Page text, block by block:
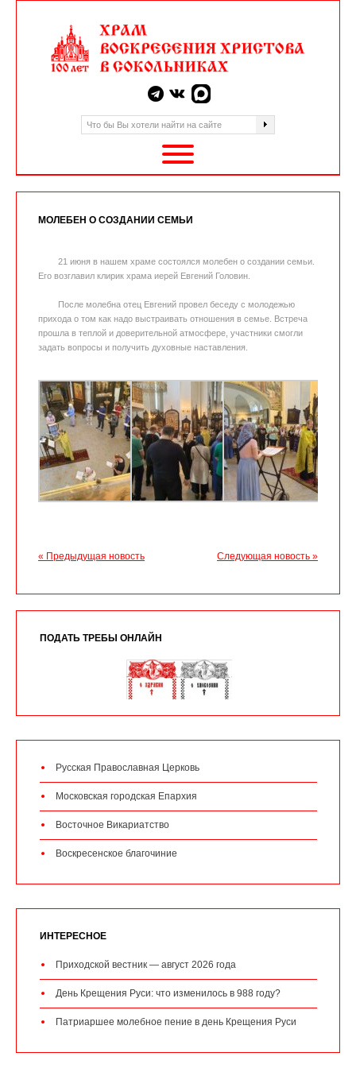
МОЛЕБЕН О СОЗДАНИИ СЕМЬИ
21 июня в нашем храме состоялся молебен о создании семьи.
Его возглавил клирик храма иерей Евгений Головин.
После молебна отец Евгений провел беседу с молодежью
прихода о том как надо выстраивать отношения в семье. Встреча
прошла в теплой и доверительной атмосфере, участники смогли
задать вопросы и получить духовные наставления.
« Предыдущая новость Следующая новость »
ПОДАТЬ ТРЕБЫ ОНЛАЙН
Русская Православная Церковь
Московская городская Епархия
Восточное Викариатство
Воскресенское благочиние
ИНТЕРЕСНОЕ
Приходской вестник — август 2026 года
День Крещения Руси: что изменилось в 988 году?
Патриаршее молебное пение в день Крещения Руси